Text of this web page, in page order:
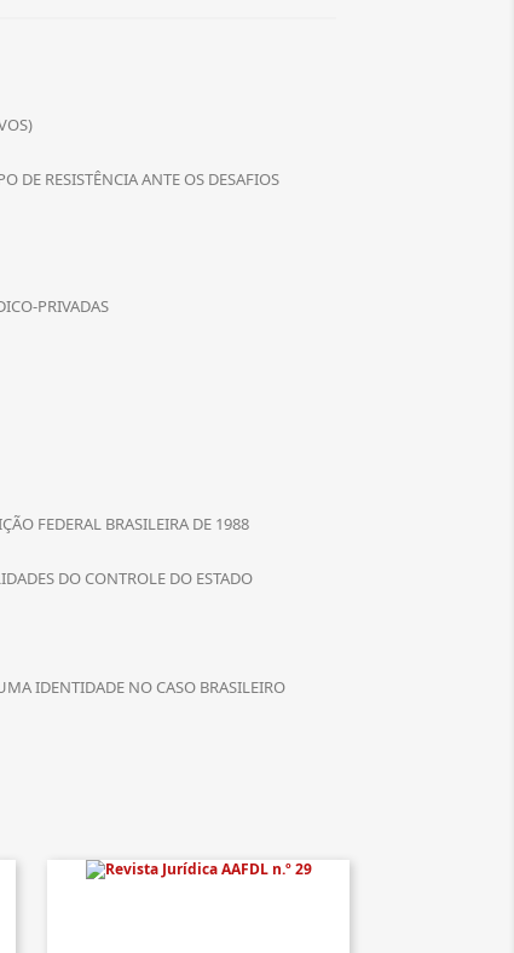
RESISTÊNCIA ANTE OS DESAFIOS
PRIVADAS
FEDERAL BRASILEIRA DE 1988
DO CONTROLE DO ESTADO
IDENTIDADE NO CASO BRASILEIRO